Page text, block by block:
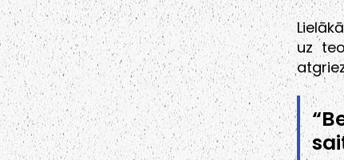
uz